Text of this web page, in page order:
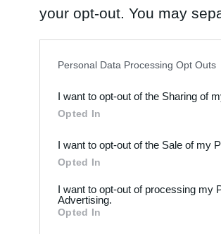
your opt-out. You may
Downstream Participants
third parties.
Please note that this
not limited to your visit or
grant or deny consent to
Personal Data Processing Opt Outs
I want to opt-out of the Sharing of
Opted In
I want to opt-out of the Sale of my
Opted In
I want to opt-out of processing my
Advertising.
Opted In